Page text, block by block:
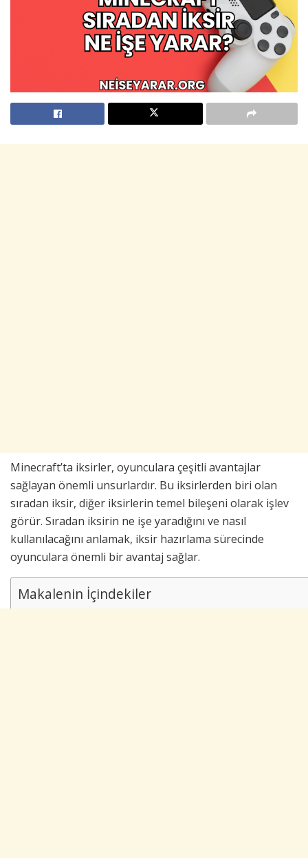
Minecraft’ta iksirler, oyunculara çeşitli avantajlar
sağlayan önemli unsurlardır. Bu iksirlerden biri olan
sıradan iksir, diğer iksirlerin temel bileşeni olarak işlev
görür. Sıradan iksirin ne işe yaradığını ve nasıl
kullanılacağını anlamak, iksir hazırlama sürecinde
oyunculara önemli bir avantaj sağlar.
Makalenin İçindekiler